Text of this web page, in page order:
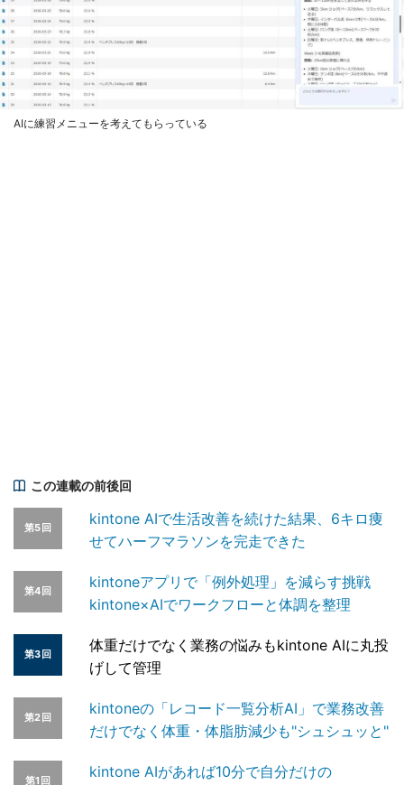
AIに練習メニューを考えてもらっている
この連載の前後回
第5回
kintone AIで生活改善を続けた結果、6キロ痩
せてハーフマラソンを完走できた
第4回
kintoneアプリで「例外処理」を減らす挑戦
kintone×AIでワークフローと体調を整理
第3回
体重だけでなく業務の悩みもkintone AIに丸投
げして管理
第2回
kintoneの「レコード一覧分析AI」で業務改善
だけでなく体重・体脂肪減少も"シュシュッと"
第1回
kintone AIがあれば10分で自分だけの